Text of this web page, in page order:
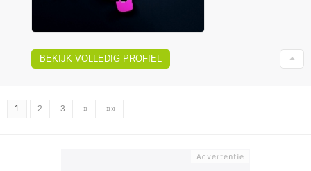
BEKIJK VOLLEDIG PROFIEL
1 2 3 » »»